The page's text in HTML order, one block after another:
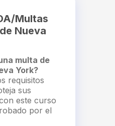
Multas
Nueva
multa de
York?
requisitos
sus
este curso
por el